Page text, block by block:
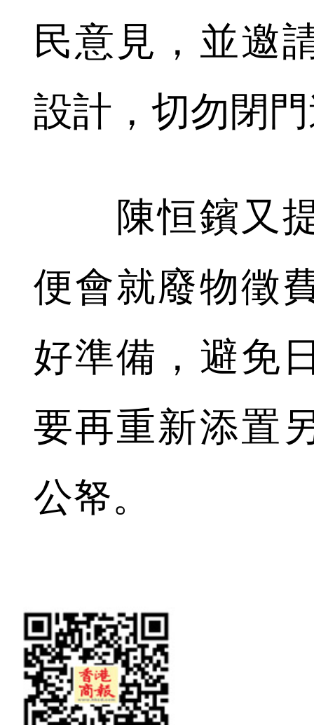
民意見，並邀
設計，切勿閉
陳恒鑌又提
便會就廢物徵
好準備，避免
要再重新添置
公帑。